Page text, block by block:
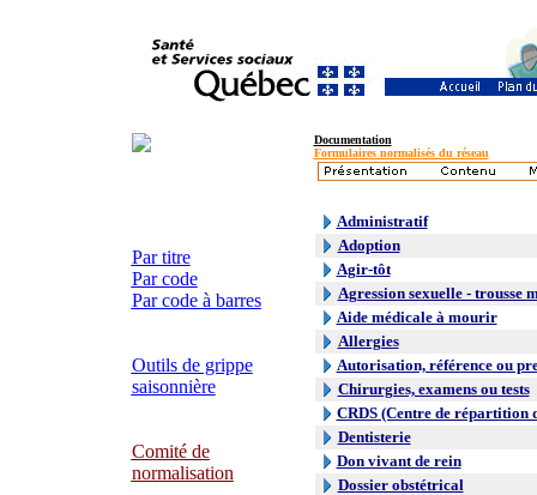
Documentation
Formulaires normalisés du réseau
Par titre
Par code
Par code à barres
Outils de grippe
saisonnière
Comité de
normalisation
Administratif
Adoption
Agir-tôt
Agression sexuelle - trousse
Aide médicale à mourir
Allergies
Autorisation, référence ou
Chirurgies, examens ou tests
CRDS (Centre de répartition
Dentisterie
Don vivant de rein
Dossier obstétrical